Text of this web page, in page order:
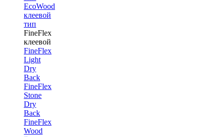
EcoWood
клеевой
тип
FineFlex
клеевой
FineFlex
Light
Dry
Back
FineFlex
Stone
Dry
Back
FineFlex
Wood